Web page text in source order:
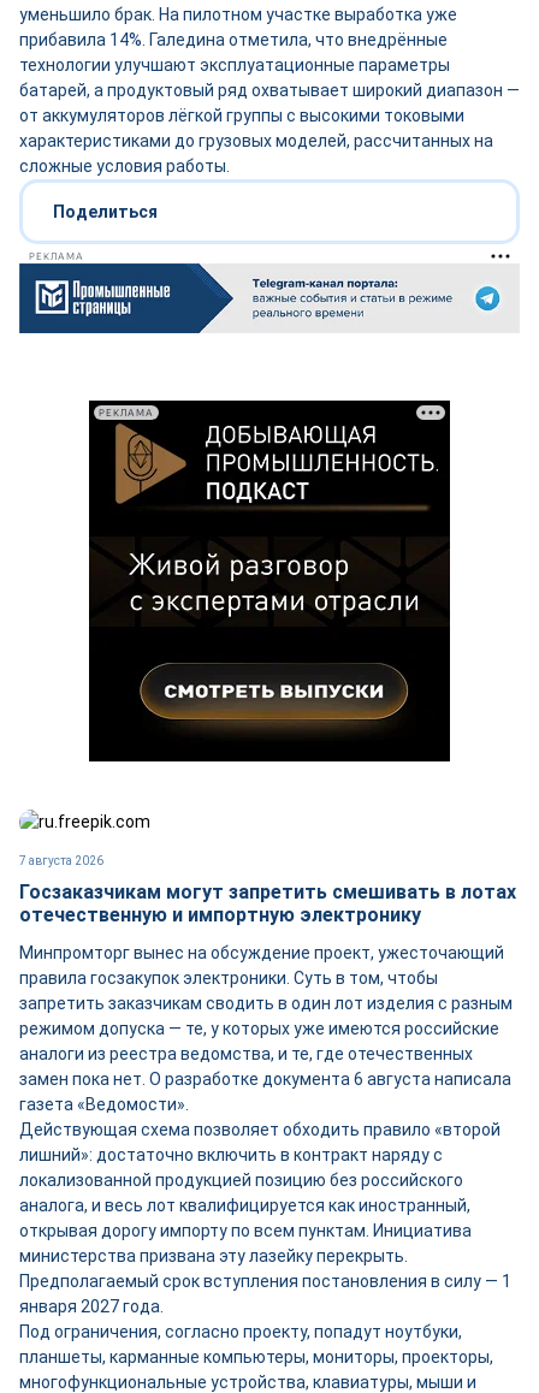
уменьшило брак. На пилотном участке выработка уже
прибавила 14%. Галедина отметила, что внедрённые
технологии улучшают эксплуатационные параметры
батарей, а продуктовый ряд охватывает широкий диапазон —
от аккумуляторов лёгкой группы с высокими токовыми
характеристиками до грузовых моделей, рассчитанных на
сложные условия работы.
Поделиться
РЕКЛАМА
7 августа 2026
Госзаказчикам могут запретить смешивать в лотах
отечественную и импортную электронику
Минпромторг вынес на обсуждение проект, ужесточающий
правила госзакупок электроники. Суть в том, чтобы
запретить заказчикам сводить в один лот изделия с разным
режимом допуска — те, у которых уже имеются российские
аналоги из реестра ведомства, и те, где отечественных
замен пока нет. О разработке документа 6 августа написала
газета «Ведомости».
Действующая схема позволяет обходить правило «второй
лишний»: достаточно включить в контракт наряду с
локализованной продукцией позицию без российского
аналога, и весь лот квалифицируется как иностранный,
открывая дорогу импорту по всем пунктам. Инициатива
министерства призвана эту лазейку перекрыть.
Предполагаемый срок вступления постановления в силу — 1
января 2027 года.
Под ограничения, согласно проекту, попадут ноутбуки,
планшеты, карманные компьютеры, мониторы, проекторы,
многофункциональные устройства, клавиатуры, мыши и
РЕКЛАМА